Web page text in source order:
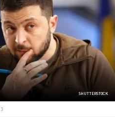
SHUTTERSTOCK